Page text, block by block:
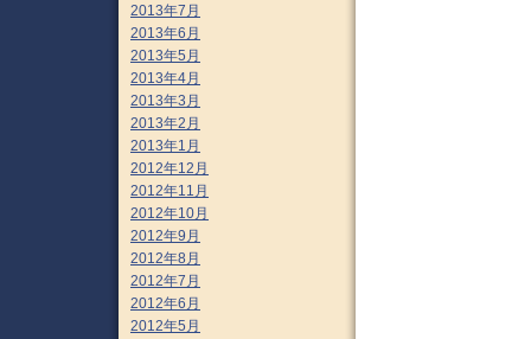
2013年7月
2013年6月
2013年5月
2013年4月
2013年3月
2013年2月
2013年1月
2012年12月
2012年11月
2012年10月
2012年9月
2012年8月
2012年7月
2012年6月
2012年5月